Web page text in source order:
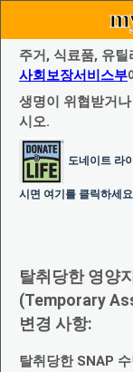
주거, 식료품, 유
사회보장서비스부
생명이 위협받거
시오.
도네이트 라
시면 여기를 클릭하세요
탈취당한 영양
(Temporary
변경 사항:
탈취당한 SNAP